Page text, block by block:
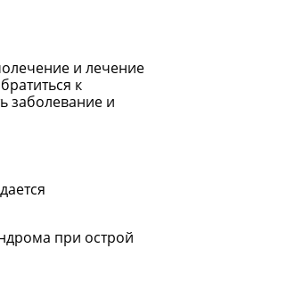
и лечение
к
заболевание и
при острой